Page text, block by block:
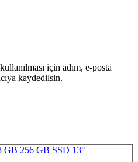
için adım, e-posta
kaydedilsin.